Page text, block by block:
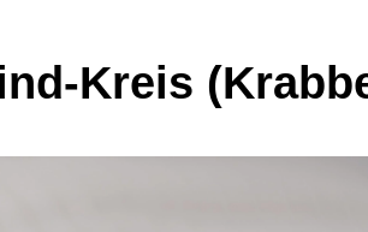
Kreis